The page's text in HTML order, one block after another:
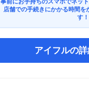
事前にお手持ちのスマホでネッ
店舗での手続きにかかる時間を
す！
アイフルの